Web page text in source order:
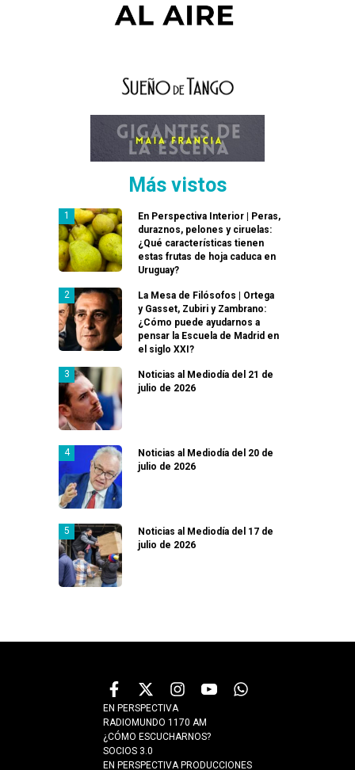
Más vistos
En Perspectiva Interior | Peras,
duraznos, pelones y ciruelas:
¿Qué características tienen
estas frutas de hoja caduca en
Uruguay?
La Mesa de Filósofos | Ortega
y Gasset, Zubiri y Zambrano:
¿Cómo puede ayudarnos a
pensar la Escuela de Madrid en
el siglo XXI?
Noticias al Mediodía del 21 de
julio de 2026
Noticias al Mediodía del 20 de
julio de 2026
Noticias al Mediodía del 17 de
julio de 2026
EN PERSPECTIVA
RADIOMUNDO 1170 AM
¿CÓMO ESCUCHARNOS?
SOCIOS 3.0
EN PERSPECTIVA PRODUCCIONES